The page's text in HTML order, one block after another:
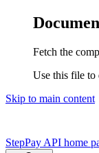
Fetch the
Use this file to
Skip to main content
StepPay API home